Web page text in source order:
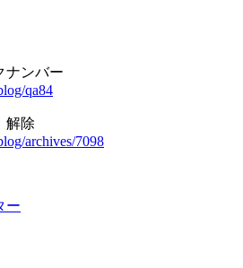
ナンバー
qa84
解除
archives/7098
ー